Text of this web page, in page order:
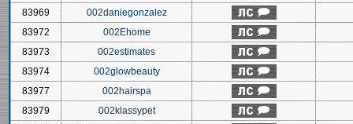
83969
002daniegonzalez
83972
002Ehome
83973
002estimates
83974
002glowbeauty
83977
002hairspa
83979
002klassypet